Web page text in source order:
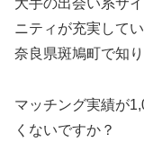
大手の出会い系サ
ニティが充実してい
奈良県斑鳩町で知
マッチング実績が
くないですか？